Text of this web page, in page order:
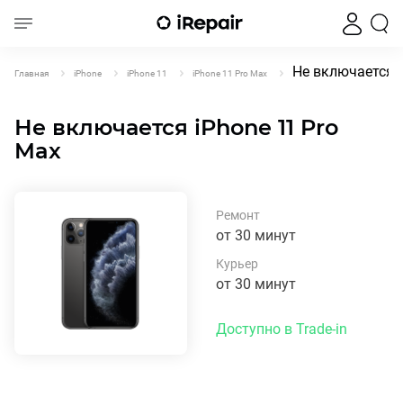
Главная iPhone iPhone 11 iPhone 11 Pro Max Не включается
Не включается iPhone 11 Pro
Max
Ремонт
от 30 минут
Курьер
от 30 минут
Доступно в Trade-in